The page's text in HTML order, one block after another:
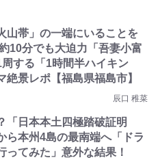
山帯」の一端にいることを
10分でも大迫力「吾妻小富
する「1時間半ハイキン
絶景レポ【福島県福島市】
辰口 稚菜
「日本本土四極踏破証明
ら本州4島の最南端へ「ドラ
ってみた」意外な結果！